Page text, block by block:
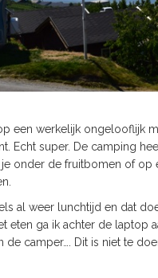
een werkelijk ongelooflijk
Echt super. De camping
onder de fruitbomen of
al weer lunchtijd en dat
eten ga ik achter de laptop
de camper…. Dit is niet te